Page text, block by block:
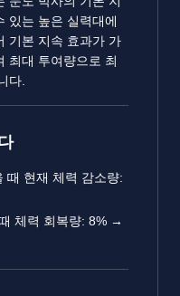
있는 높은 실력대에
기본 지속 효과가 가
최대 투여량으로 최
다.
때 현재 체력 감소량:
체력 회복량: 8% →